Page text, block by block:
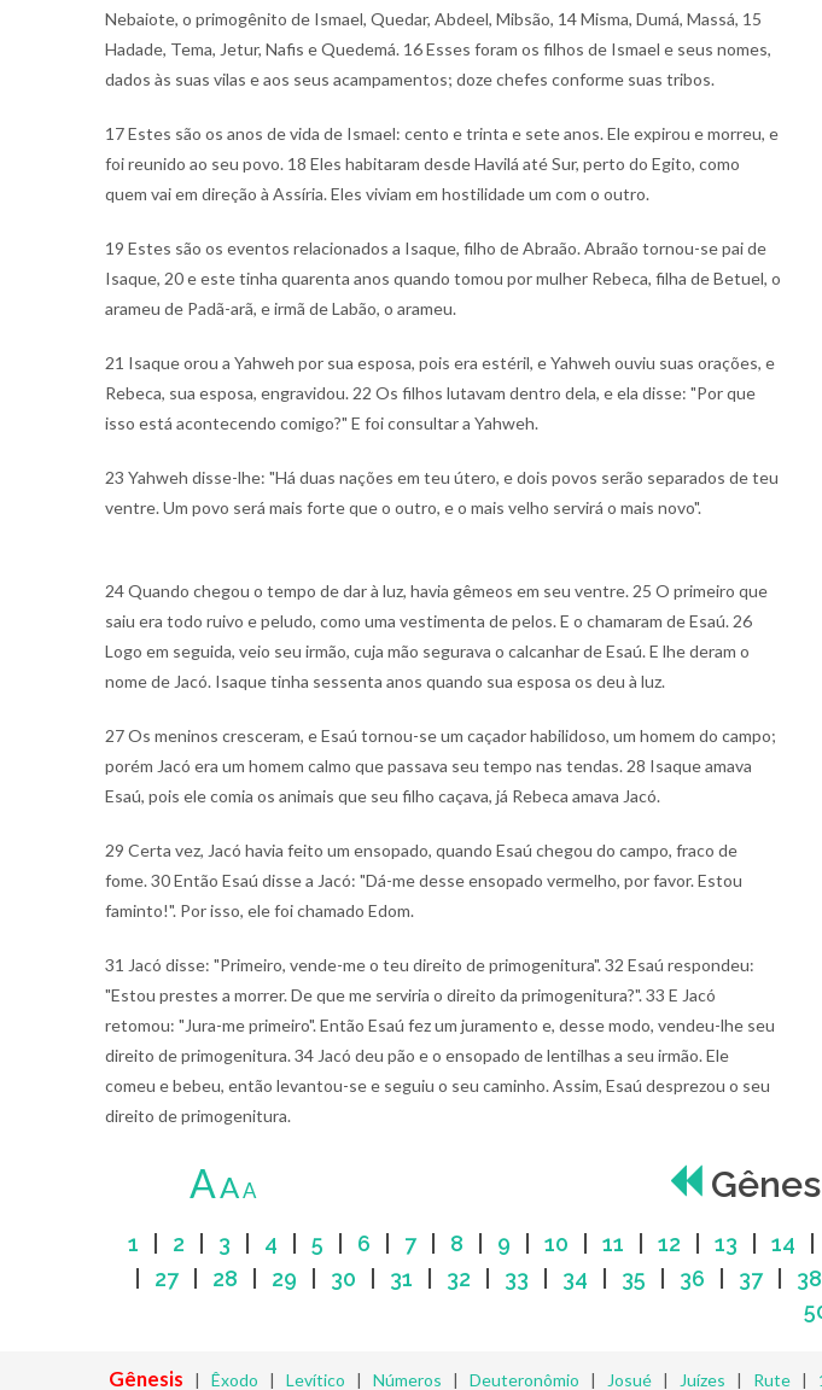
Nebaiote, o primogênito de Ismael, Quedar, Abdeel, Mibsão, 14 Misma, Dumá, Massá, 15
Hadade, Tema, Jetur, Nafis e Quedemá. 16 Esses foram os filhos de Ismael e seus nomes,
dados às suas vilas e aos seus acampamentos; doze chefes conforme suas tribos.
17 Estes são os anos de vida de Ismael: cento e trinta e sete anos. Ele expirou e morreu, e
foi reunido ao seu povo. 18 Eles habitaram desde Havilá até Sur, perto do Egito, como
quem vai em direção à Assíria. Eles viviam em hostilidade um com o outro.
19 Estes são os eventos relacionados a Isaque, filho de Abraão. Abraão tornou-se pai de
Isaque, 20 e este tinha quarenta anos quando tomou por mulher Rebeca, filha de Betuel, o
arameu de Padã-arã, e irmã de Labão, o arameu.
21 Isaque orou a Yahweh por sua esposa, pois era estéril, e Yahweh ouviu suas orações, e
Rebeca, sua esposa, engravidou. 22 Os filhos lutavam dentro dela, e ela disse: "Por que
isso está acontecendo comigo?" E foi consultar a Yahweh.
23 Yahweh disse-lhe: "Há duas nações em teu útero, e dois povos serão separados de teu
ventre. Um povo será mais forte que o outro, e o mais velho servirá o mais novo".
24 Quando chegou o tempo de dar à luz, havia gêmeos em seu ventre. 25 O primeiro que
saiu era todo ruivo e peludo, como uma vestimenta de pelos. E o chamaram de Esaú. 26
Logo em seguida, veio seu irmão, cuja mão segurava o calcanhar de Esaú. E lhe deram o
nome de Jacó. Isaque tinha sessenta anos quando sua esposa os deu à luz.
27 Os meninos cresceram, e Esaú tornou-se um caçador habilidoso, um homem do campo;
porém Jacó era um homem calmo que passava seu tempo nas tendas. 28 Isaque amava
Esaú, pois ele comia os animais que seu filho caçava, já Rebeca amava Jacó.
29 Certa vez, Jacó havia feito um ensopado, quando Esaú chegou do campo, fraco de
fome. 30 Então Esaú disse a Jacó: "Dá-me desse ensopado vermelho, por favor. Estou
faminto!". Por isso, ele foi chamado Edom.
31 Jacó disse: "Primeiro, vende-me o teu direito de primogenitura". 32 Esaú respondeu:
"Estou prestes a morrer. De que me serviria o direito da primogenitura?". 33 E Jacó
retomou: "Jura-me primeiro". Então Esaú fez um juramento e, desse modo, vendeu-lhe seu
direito de primogenitura. 34 Jacó deu pão e o ensopado de lentilhas a seu irmão. Ele
comeu e bebeu, então levantou-se e seguiu o seu caminho. Assim, Esaú desprezou o seu
direito de primogenitura.
AAA
1 2 3 4 5 6 7| 8 9 10 11 12 13 14
27| 28 29 30 31 32 33 34 35 36 37| 38
Gênesis | Êxodo | Levítico | Números | Deuteronômio | Josué| Juízes | Rute|